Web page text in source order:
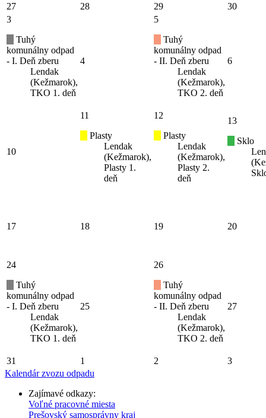
27
28 29
30
3
Tuhý
komunálny odpad
- I. Deň zberu
Lendak
(Kežmarok),
TKO 1. deň
4
5
Tuhý
komunálny odpad
- II. Deň zberu
Lendak
(Kežmarok),
TKO 2. deň
6
10
11
Plasty
Lendak
(Kežmarok),
Plasty 1.
deň
12
Plasty
Lendak
(Kežmarok),
Plasty 2.
deň
13
Sklo
17 18 19 20
24
Tuhý
komunálny odpad
- I. Deň zberu
Lendak
(Kežmarok),
TKO 1. deň
25
26
Tuhý
komunálny odpad
- II. Deň zberu
Lendak
(Kežmarok),
TKO 2. deň
27
31 1 2
3
Kalendár zvozu odpadu
Zajímavé odkazy:
Voľné pracovné miesta
Prešovský samosprávny kraj